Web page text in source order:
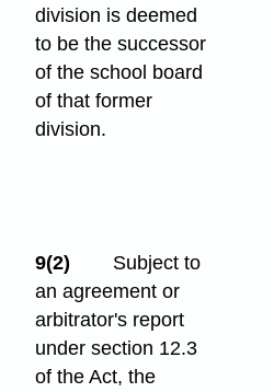
division is deemed
to be the successor
of the school board
of that former
division.
9(2)
Subject to
an agreement or
arbitrator's report
under section 12.3
of the Act, the